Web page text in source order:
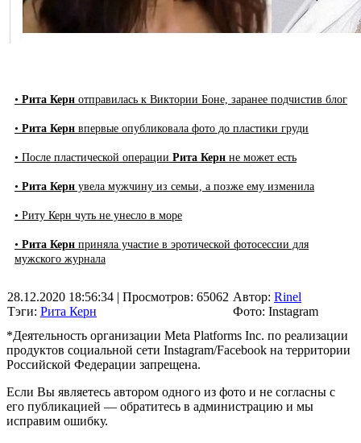
• Рита Керн отправилась к Виктории Боне, заранее подчистив блог
• Рита Керн впервые опубликовала фото до пластики груди
• После пластической операции Рита Керн не может есть
• Рита Керн увела мужчину из семьи, а позже ему изменила
• Риту Керн чуть не унесло в море
• Рита Керн приняла участие в эротической фотосессии для
мужского журнала
28.12.2020 18:56:34 | Просмотров: 65062
Тэги: Рита Керн
Автор: Rinel
Фото: Instagram
*Деятельность организации Meta Platforms Inc. по реализации
продуктов социальной сети Instagram/Facebook на территории
Российской Федерации запрещена.
Если Вы являетесь автором одного из фото и не согласны с
его публикацией — обратитесь в администрацию и мы
исправим ошибку.